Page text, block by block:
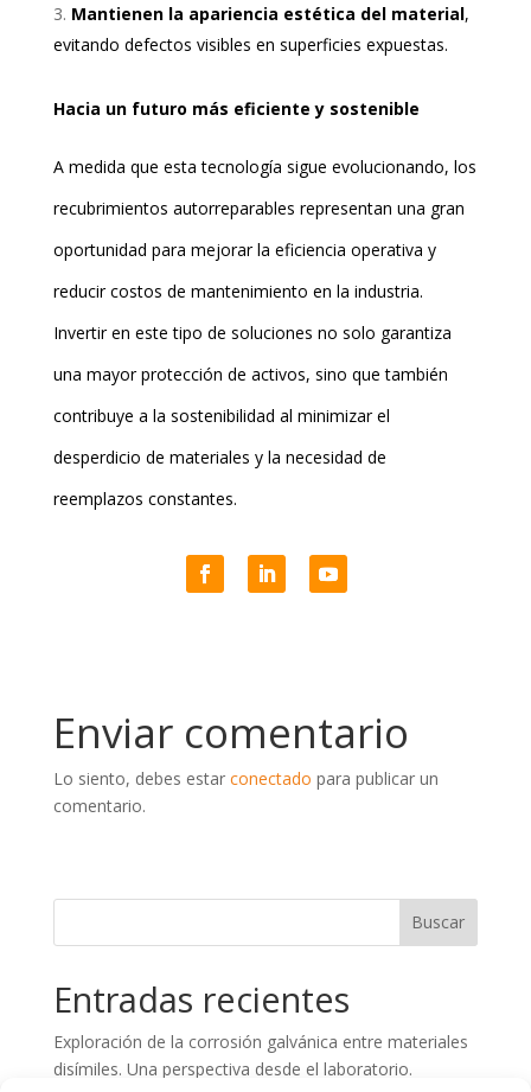
Mantienen la apariencia estética del material,
evitando defectos visibles en superficies expuestas.
Hacia un futuro más eficiente y sostenible
A medida que esta tecnología sigue evolucionando, los
recubrimientos autorreparables representan una gran
oportunidad para mejorar la eficiencia operativa y
reducir costos de mantenimiento en la industria.
Invertir en este tipo de soluciones no solo garantiza
una mayor protección de activos, sino que también
contribuye a la sostenibilidad al minimizar el
desperdicio de materiales y la necesidad de
reemplazos constantes.
Enviar comentario
Lo siento, debes estar conectado para publicar un
comentario.
Entradas recientes
Exploración de la corrosión galvánica entre materiales
disímiles. Una perspectiva desde el laboratorio.